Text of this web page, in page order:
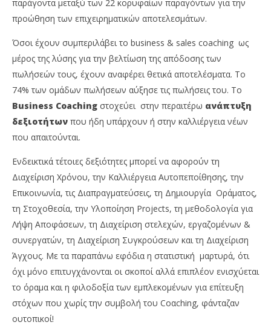
παράγοντα μεταξύ των 22 κορυφαίων παραγόντων για την
προώθηση των επιχειρηματικών αποτελεσμάτων.
Όσοι έχουν συμπεριλάβει το business & sales coaching ως
μέρος της λύσης για την βελτίωση της απόδοσης των
πωλήσεών τους, έχουν αναφέρει θετικά αποτελέσματα. Το
74% των ομάδων πωλήσεων αύξησε τις πωλήσεις του. To
Business Coaching στοχεύει στην περαιτέρω ανάπτυξη
δεξιοτήτων που ήδη υπάρχουν ή στην καλλιέργεια νέων
που απαιτούνται.
Ενδεικτικά τέτοιες δεξιότητες μπορεί να αφορούν τη
Διαχείριση Χρόνου, την Καλλιέργεια Αυτοπεποίθησης, την
Επικοινωνία, τις Διαπραγματεύσεις, τη Δημιουργία Οράματος,
τη Στοχοθεσία, την Υλοποίηση Projects, τη μεθοδολογία για
Λήψη Αποφάσεων, τη Διαχείριση στελεχών, εργαζομένων &
συνεργατών, τη Διαχείριση Συγκρούσεων και τη Διαχείριση
Άγχους. Με τα παραπάνω εφόδια η στατιστική μαρτυρά, ότι
όχι μόνο επιτυγχάνονται οι σκοποί αλλά επιπλέον ενισχύεται
το όραμα και η φιλοδοξία των εμπλεκομένων για επίτευξη
στόχων που χωρίς την συμβολή του Coαching, φάνταζαν
ουτοπικοί!